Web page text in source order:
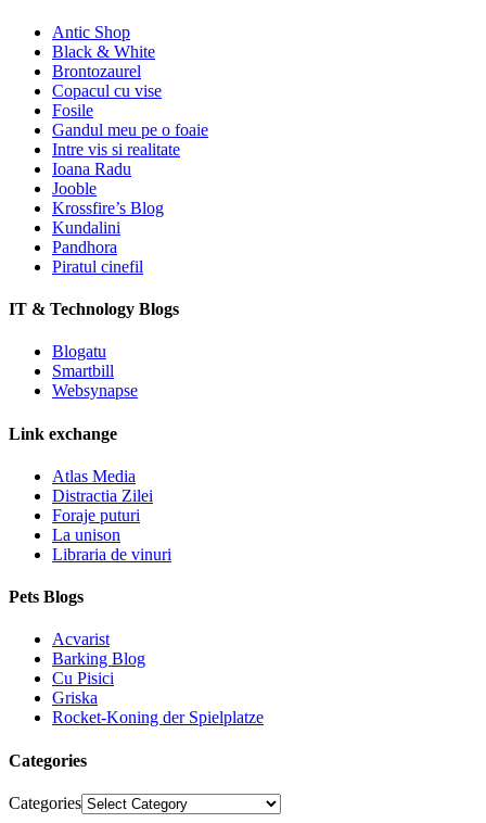
Antic Shop
Black & White
Brontozaurel
Copacul cu vise
Fosile
Gandul meu pe o foaie
Intre vis si realitate
Ioana Radu
Jooble
Krossfire’s Blog
Kundalini
Pandhora
Piratul cinefil
IT & Technology Blogs
Blogatu
Smartbill
Websynapse
Link exchange
Atlas Media
Distractia Zilei
Foraje puturi
La unison
Libraria de vinuri
Pets Blogs
Acvarist
Barking Blog
Cu Pisici
Griska
Rocket-Koning der Spielplatze
Categories
Categories